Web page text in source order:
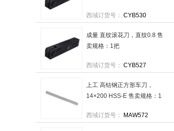
西域订货号： CYB530
成量 直纹滚花刀，直纹0.8 售
卖规格：1把
西域订货号： CYB527
上工 高钴钢正方形车刀，
14×200 HSS-E 售卖规格：1
西域订货号：
MAW572